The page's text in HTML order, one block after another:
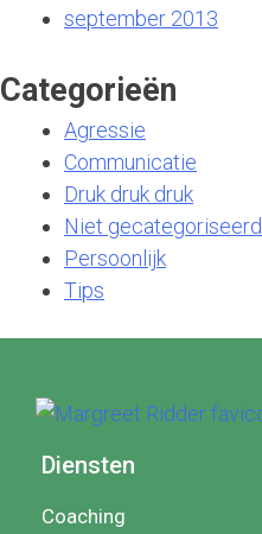
september 2013
Categorieën
Agressie
Communicatie
Druk druk druk
Niet gecategoriseerd
Persoonlijk
Tips
Diensten
Coaching